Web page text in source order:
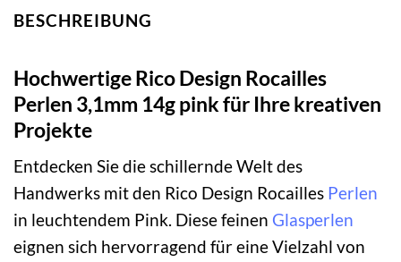
BESCHREIBUNG
Hochwertige Rico Design Rocailles
Perlen 3,1mm 14g pink für Ihre kreativen
Projekte
Entdecken Sie die schillernde Welt des
Handwerks mit den Rico Design Rocailles Perlen
in leuchtendem Pink. Diese feinen Glasperlen
eignen sich hervorragend für eine Vielzahl von